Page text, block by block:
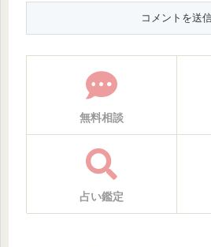
無料相談
占い鑑定